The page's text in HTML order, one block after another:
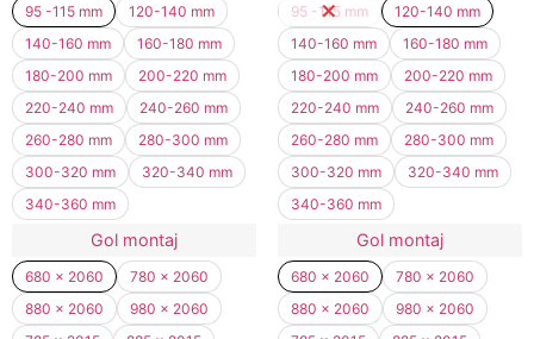
95 -115 mm
120-140 mm
140-160 mm
160-180 mm
180-200 mm
200-220 mm
220-240 mm
240-260 mm
260-280 mm
280-300 mm
300-320 mm
320-340 mm
340-360 mm
Gol montaj
680 x 2060
780 x 2060
880 x 2060
980 x 2060
95 -115 mm
120-140 mm
140-160 mm
160-180 mm
180-200 mm
200-220 mm
220-240 mm
240-260 mm
260-280 mm
280-300 mm
300-320 mm
320-340 mm
340-360 mm
Gol montaj
680 x 2060
780 x 2060
880 x 2060
980 x 2060